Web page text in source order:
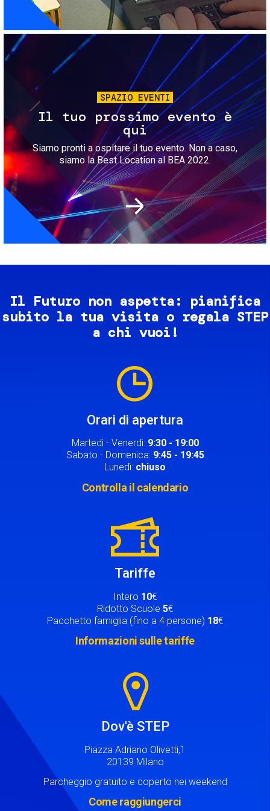
Immagine
SPAZIO EVENTI
Il tuo prossimo evento è
qui
Siamo pronti a ospitare il tuo evento. Non a caso,
siamo la Best Location al BEA 2022.
Il Futuro non aspetta: pianifica
subito la tua visita o regala STEP
a chi vuoi!
Orari di apertura
Martedì - Venerdì: 9:30 - 19:00
Sabato - Domenica: 9:45 - 19:45
Lunedì: chiuso
Controlla il calendario
Tariffe
Intero 10€
Ridotto Scuole 5€
Pacchetto famiglia (fino a 4 persone) 18€
Informazioni sulle tariffe
Dov'è STEP
Piazza Adriano Olivetti,1
20139 Milano
Parcheggio gratuito e coperto nei weekend
Come raggiungerci